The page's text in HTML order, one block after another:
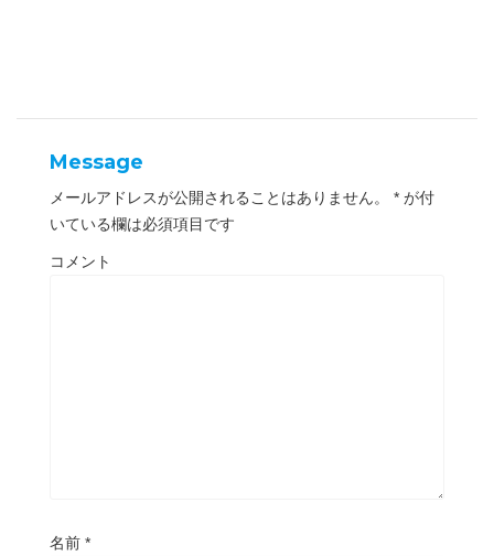
ン
で
開
き
ま
す
)
Message
メールアドレスが公開されることはありません。 * が付
いている欄は必須項目です
コメント
名前 *